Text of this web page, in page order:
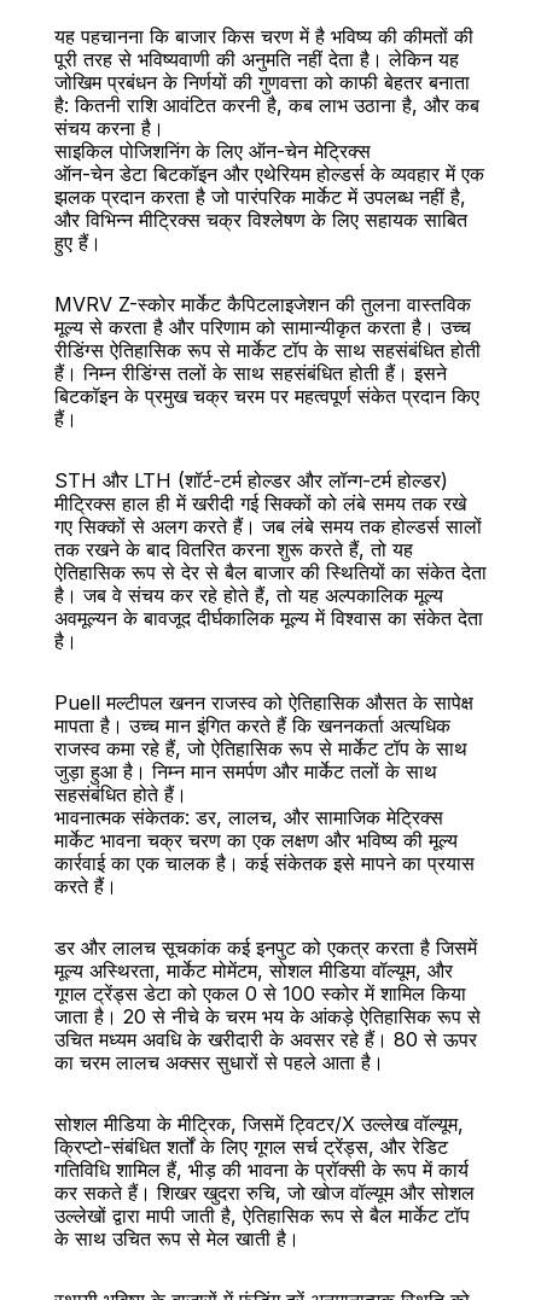
यह पहचानना कि बाजार किस चरण में है भविष्य की कीमतों की
पूरी तरह से भविष्यवाणी की अनुमति नहीं देता है। लेकिन यह
जोखिम प्रबंधन के निर्णयों की गुणवत्ता को काफी बेहतर बनाता
है: कितनी राशि आवंटित करनी है, कब लाभ उठाना है, और कब
संचय करना है।
साइकिल पोजिशनिंग के लिए ऑन-चेन मेट्रिक्स
ऑन-चेन डेटा बिटकॉइन और एथेरियम होल्डर्स के व्यवहार में एक
झलक प्रदान करता है जो पारंपरिक मार्केट में उपलब्ध नहीं है,
और विभिन्न मीट्रिक्स चक्र विश्लेषण के लिए सहायक साबित
हुए हैं।
MVRV Z-स्कोर मार्केट कैपिटलाइजेशन की तुलना वास्तविक
मूल्य से करता है और परिणाम को सामान्यीकृत करता है। उच्च
रीडिंग्स ऐतिहासिक रूप से मार्केट टॉप के साथ सहसंबंधित होती
हैं। निम्न रीडिंग्स तलों के साथ सहसंबंधित होती हैं। इसने
बिटकॉइन के प्रमुख चक्र चरम पर महत्वपूर्ण संकेत प्रदान किए
हैं।
STH और LTH (शॉर्ट-टर्म होल्डर और लॉन्ग-टर्म होल्डर)
मीट्रिक्स हाल ही में खरीदी गई सिक्कों को लंबे समय तक रखे
गए सिक्कों से अलग करते हैं। जब लंबे समय तक होल्डर्स सालों
तक रखने के बाद वितरित करना शुरू करते हैं, तो यह
ऐतिहासिक रूप से देर से बैल बाजार की स्थितियों का संकेत देता
है। जब वे संचय कर रहे होते हैं, तो यह अल्पकालिक मूल्य
अवमूल्यन के बावजूद दीर्घकालिक मूल्य में विश्वास का संकेत देता
है।
Puell मल्टीपल खनन राजस्व को ऐतिहासिक औसत के सापेक्ष
मापता है। उच्च मान इंगित करते हैं कि खननकर्ता अत्यधिक
राजस्व कमा रहे हैं, जो ऐतिहासिक रूप से मार्केट टॉप के साथ
जुड़ा हुआ है। निम्न मान समर्पण और मार्केट तलों के साथ
सहसंबंधित होते हैं।
भावनात्मक संकेतक: डर, लालच, और सामाजिक मेट्रिक्स
मार्केट भावना चक्र चरण का एक लक्षण और भविष्य की मूल्य
कार्रवाई का एक चालक है। कई संकेतक इसे मापने का प्रयास
करते हैं।
डर और लालच सूचकांक कई इनपुट को एकत्र करता है जिसमें
मूल्य अस्थिरता, मार्केट मोमेंटम, सोशल मीडिया वॉल्यूम, और
गूगल ट्रेंड्स डेटा को एकल 0 से 100 स्कोर में शामिल किया
जाता है। 20 से नीचे के चरम भय के आंकड़े ऐतिहासिक रूप से
उचित मध्यम अवधि के खरीदारी के अवसर रहे हैं। 80 से ऊपर
का चरम लालच अक्सर सुधारों से पहले आता है।
सोशल मीडिया के मीट्रिक, जिसमें ट्विटर/X उल्लेख वॉल्यूम,
क्रिप्टो-संबंधित शर्तों के लिए गूगल सर्च ट्रेंड्स, और रेडिट
गतिविधि शामिल हैं, भीड़ की भावना के प्रॉक्सी के रूप में कार्य
कर सकते हैं। शिखर खुदरा रुचि, जो खोज वॉल्यूम और सोशल
उल्लेखों द्वारा मापी जाती है, ऐतिहासिक रूप से बैल मार्केट टॉप
के साथ उचित रूप से मेल खाती है।